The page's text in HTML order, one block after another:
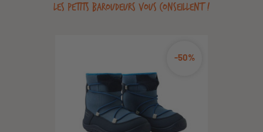
LES PETITS BAROUDEURS VOUS CONSEILLENT !
-50%